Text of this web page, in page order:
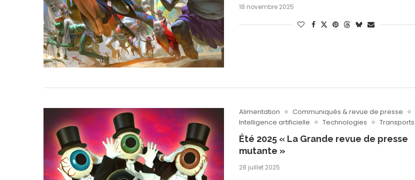
18 novembre 2025
Alimentation
Communiqués & revue de presse
Intelligence artificielle
Technologies Transports
Été 2025 « La Grande revue de presse
mutante »
28 juillet 2025